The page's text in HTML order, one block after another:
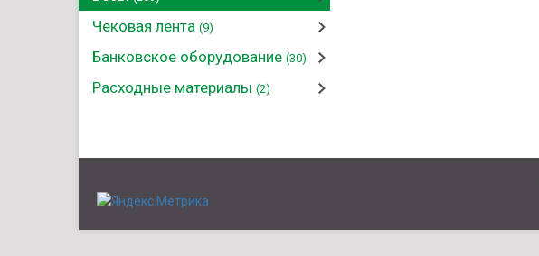
Чековая лента (9)
Банковское оборудование (30)
Расходные материалы (2)